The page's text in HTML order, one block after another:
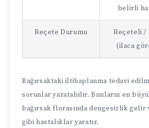
belirli
Reçete Durumu
Reçeteli /
(ilaca
Bağırsaktaki iltihaplanma tedavi
sorunlar yaratabilir. Bunların en
bağırsak florasında dengesizlik gelir
gibi hastalıklar yaratır.